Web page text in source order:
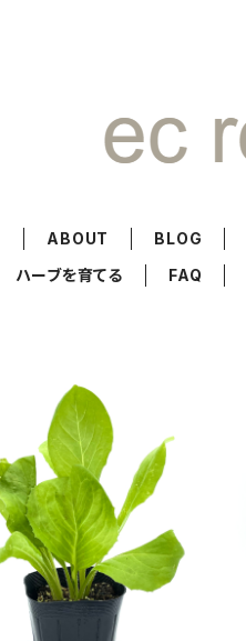
ABOUT BLOG
ハーブを育てる
FAQ